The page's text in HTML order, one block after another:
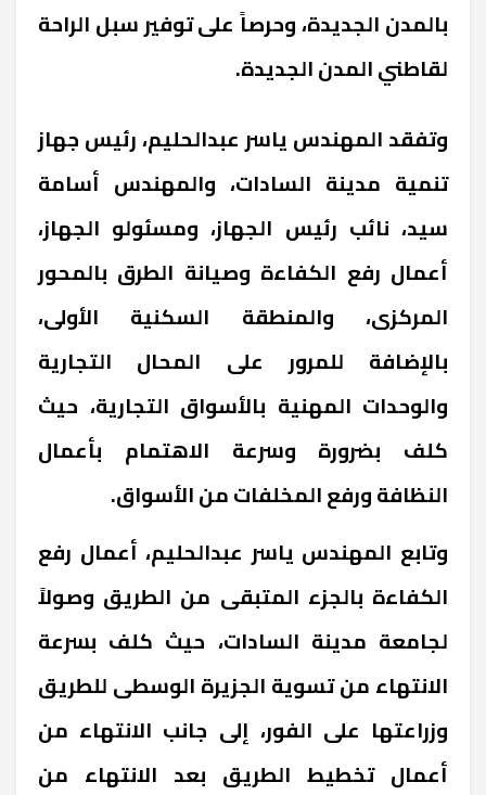
بالمدن الجديدة، وحرصاً على توفير سبل الراحة
لقاطني المدن الجديدة.
وتفقد المهندس ياسر عبدالحليم، رئيس جهاز
تنمية مدينة السادات، والمهندس أسامة
سيد، نائب رئيس الجهاز، ومسئولو الجهاز،
أعمال رفع الكفاءة وصيانة الطرق بالمحور
المركزى، والمنطقة السكنية الأولى،
بالإضافة للمرور على المحال التجارية
والوحدات المهنية بالأسواق التجارية، حيث
كلف بضرورة وسرعة الاهتمام بأعمال
النظافة ورفع المخلفات من الأسواق.
وتابع المهندس ياسر عبدالحليم، أعمال رفع
الكفاءة بالجزء المتبقى من الطريق وصولاً
لجامعة مدينة السادات، حيث كلف بسرعة
الانتهاء من تسوية الجزيرة الوسطى للطريق
وزراعتها على الفور، إلى جانب الانتهاء من
أعمال تخطيط الطريق بعد الانتهاء من